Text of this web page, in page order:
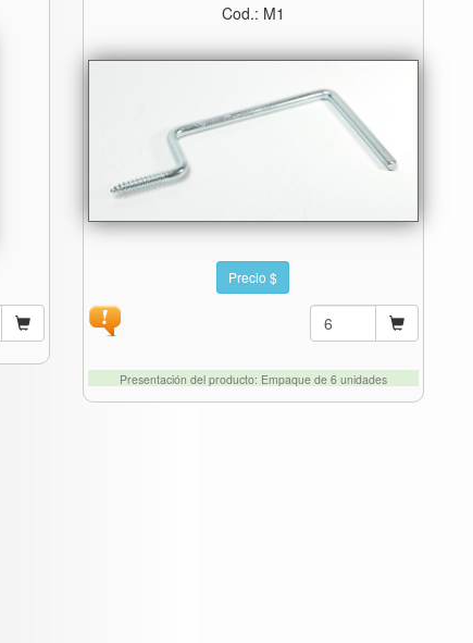
Cod.: M1
Precio $
Presentación del producto: Empaque de 6 unidades